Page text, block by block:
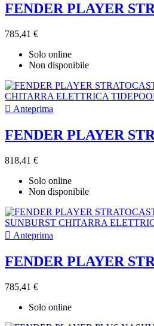
FENDER PLAYER
785,41 €
Solo online
Non disponibile
 Anteprima
FENDER PLAYER
818,41 €
Solo online
Non disponibile
 Anteprima
FENDER PLAYER
785,41 €
Solo online